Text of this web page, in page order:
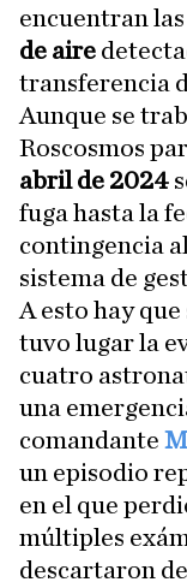
encuentran las
de aire
transferencia
Aunque se
Roscosmos
abril de 2024
fuga hasta la
contingencia
sistema de
A esto hay
tuvo lugar la
cuatro
una
comandante
un episodio
en el que
múltiples
descartaron